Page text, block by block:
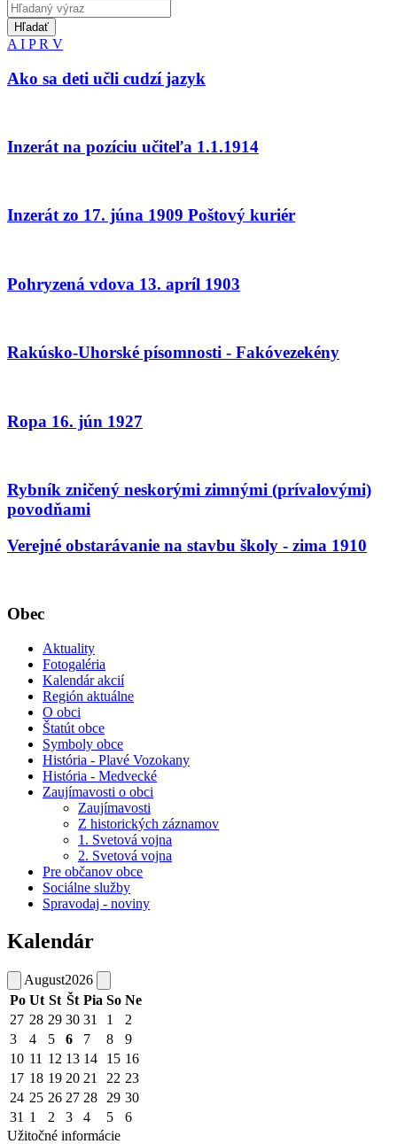
Hľadať
A I PR V
Ako sa deti učli cudzí jazyk
Inzerát na pozíciu učiteľa 1.1.1914
Inzerát zo 17. júna 1909 Poštový kuriér
Pohryzená vdova 13. apríl 1903
Rakúsko-Uhorské písomnosti - Fakóvezekény
Ropa 16. jún 1927
Rybník zničený neskorými zimnými (prívalovými)
povodňami
Verejné obstarávanie na stavbu školy - zima 1910
Obec
Aktuality
Fotogaléria
Kalendár akcií
Región aktuálne
O obci
Štatút obce
Symboly obce
História - Plavé Vozokany
História - Medvecké
Zaujímavosti o obci
Zaujímavosti
Z historických záznamov
1. Svetová vojna
2. Svetová vojna
Pre občanov obce
Sociálne služby
Spravodaj - noviny
Kalendár
August2026
Po Ut St Št Pia So Ne
27 28 29 30 31 1
2
3
4 5 6 7 8
9
10 11 12 13 14 15 16
17 18 19 20 21 22 23
24 25 26 27 28 29 30
31 1 2 3 4 5
6
Užitočné informácie